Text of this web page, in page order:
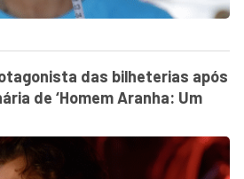
das bilheterias após
de ‘Homem Aranha: Um